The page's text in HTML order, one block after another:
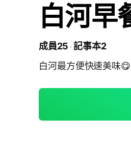
白河早
成員25 記事本2
白河最方便快速美味